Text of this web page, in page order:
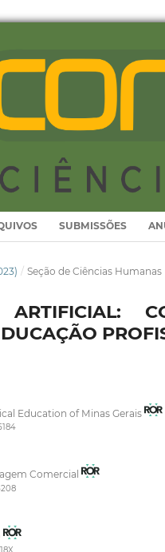
SUBMISSÕES
/ Seção de Ciências Humanas
ARTIFICIAL:
Education of Minas Gerais
Comercial